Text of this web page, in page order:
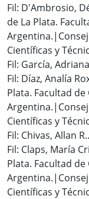
Fil: D'Ambrosio,
de La Plata.
Científicas y
Fil: García,
Fil: Díaz, Analía
Plata. Facultad
Científicas y
Fil: Chivas, Allan
Fil: Claps, María
Plata. Facultad
Científicas y